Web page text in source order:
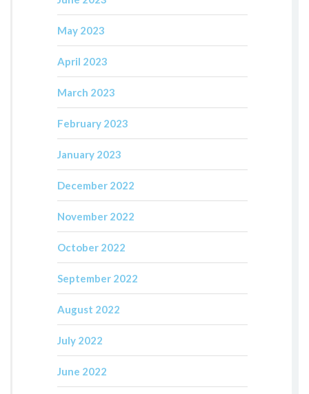
May 2023
April 2023
March 2023
February 2023
January 2023
December 2022
November 2022
October 2022
September 2022
August 2022
July 2022
June 2022